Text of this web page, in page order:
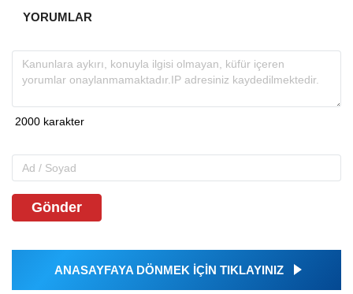
YORUMLAR
Gönder
ANASAYFAYA DÖNMEK İÇİN TIKLAYINIZ